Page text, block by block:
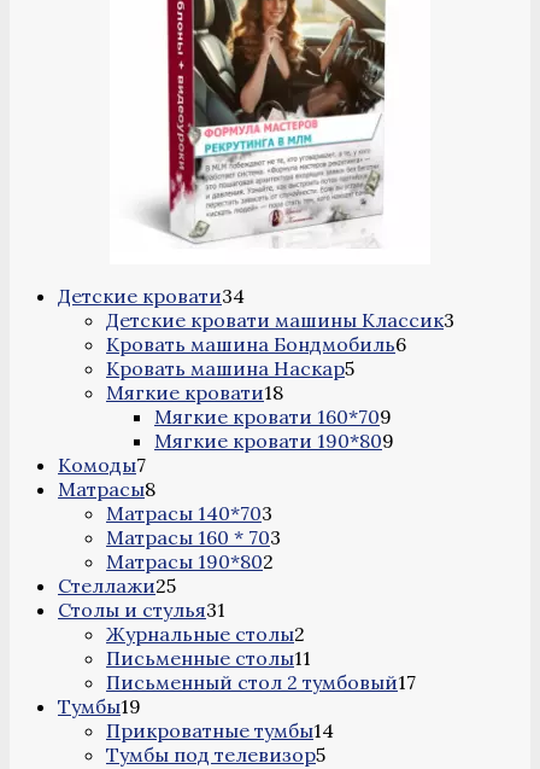
Детские кровати3434
товара
Детские кровати машины Классик3
Кровать машина Бондмобиль66
Кровать машина Наскар55
Мягкие кровати1818
товаров
Мягкие кровати 160*709
товаров
Мягкие кровати 190*809
Комоды77
товаров
Матрасы88
товаров
Матрасы 140*703
товара
Матрасы 160 * 703
Матрасы 190*802
Стеллажи2525
товаров
Столы и стулья31
товар
Журнальные столы2
товара
Письменные столы11
товаров
Письменный стол 2 тумбовый1717
Тумбы19
товаров
Прикроватные тумбы1414
Тумбы под телевизор55